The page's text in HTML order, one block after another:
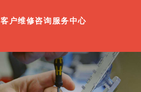
客户维修咨询服务中心